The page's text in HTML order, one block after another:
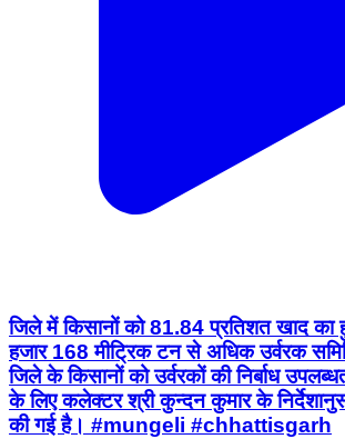
जिले में किसानों को 81.84 प्रतिशत खाद
हजार 168 मीट्रिक टन से अधिक उर्वरक
जिले के किसानों को उर्वरकों की निर्बाध
के लिए कलेक्टर श्री कुन्दन कुमार के
की गई है। #mungeli #chhattisgarh